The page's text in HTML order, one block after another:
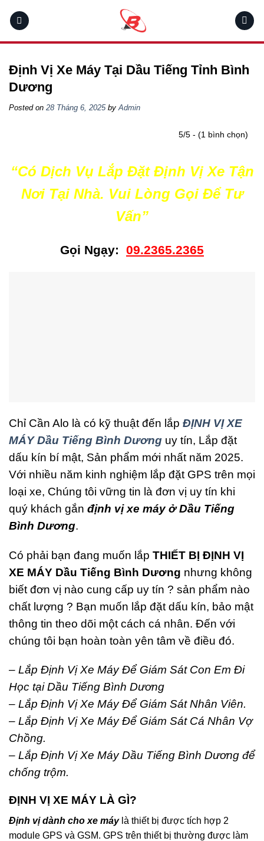
Định Vị Xe Máy Tại Dầu Tiếng Tỉnh Bình
Dương
Posted on 28 Tháng 6, 2025byAdmin
5/5 - (1 bình chọn)
“Có Dịch Vụ Lắp Đặt Định Vị Xe Tận
Nơi Tại Nhà. Vui Lòng Gọi Để Tư
Vấn”
Gọi Ngạy: 09.2365.2365
Chỉ Cần Alo là có kỹ thuật đến lắp ĐỊNH VỊ XE
MÁY Dầu Tiếng Bình Dương uy tín, Lắp đặt
dấu kín bí mật, Sản phẩm mới nhất năm 2025.
Với nhiều năm kinh nghiệm lắp đặt GPS trên mọi
loại xe, Chúng tôi vững tin là đơn vị uy tín khi
quý khách gắn định vị xe máy ở Dầu Tiếng
Bình Dương.
Có phải bạn đang muốn lắp THIẾT BỊ ĐỊNH VỊ
XE MÁY Dầu Tiếng Bình Dương nhưng không
biết đơn vị nào cung cấp uy tín ? sản phẩm nào
chất lượng ? Bạn muốn lắp đặt dấu kín, bảo mật
thông tin theo dõi một cách cá nhân. Đến với
chúng tôi bạn hoàn toàn yên tâm về điều đó.
– Lắp Định Vị Xe Máy Để Giám Sát Con Em Đi
Học tại Dầu Tiếng Bình Dương
– Lắp Định Vị Xe Máy Để Giám Sát Nhân Viên.
– Lắp Định Vị Xe Máy Để Giám Sát Cá Nhân Vợ
Chồng.
– Lắp Định Vị Xe Máy Dầu Tiếng Bình Dương để
chống trộm.
ĐỊNH VỊ XE MÁY LÀ GÌ?
Định vị dành cho xe máylà thiết bị được tích hợp 2
module GPS và GSM. GPS trên thiết bị thường được làm